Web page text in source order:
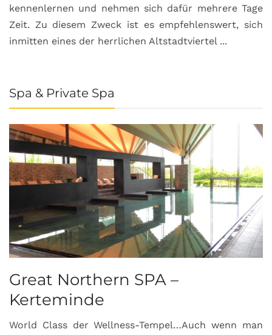
kennenlernen und nehmen sich dafür mehrere Tage
Zeit. Zu diesem Zweck ist es empfehlenswert, sich
inmitten eines der herrlichen Altstadtviertel ...
Spa & Private Spa
Great Northern SPA –
Kerteminde
World Class der Wellness-Tempel…Auch wenn man